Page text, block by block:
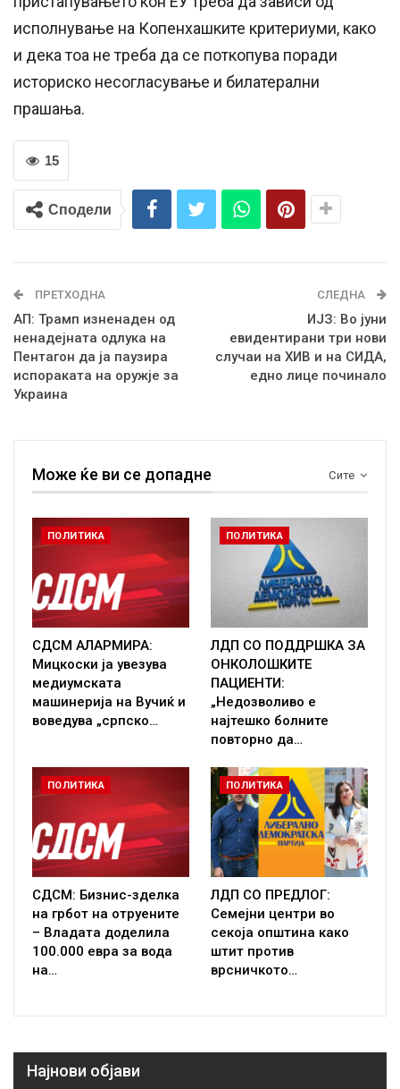
исполнување на Копенхашките критериуми, како
и дека тоа не треба да се поткопува поради
историско несогласување и билатерални
прашања.
15
Сподели
ПРЕТХОДНА
AП: Трамп изненаден од
ненадејната одлука на
Пентагон да ја паузира
испораката на оружје за
Украина
СЛЕДНА
ИЈЗ: Во јуни
евидентирани три нови
случаи на ХИВ и на СИДА,
едно лице починало
Сите
Може ќе ви се допадне
ПОЛИТИКА
СДСМ АЛАРМИРА:
Мицкоски ја увезува
медиумската
машинерија на Вучиќ и
воведува „српско…
ПОЛИТИКА
ЛДП СО ПОДДРШКА ЗА
ОНКОЛОШКИТЕ
ПАЦИЕНТИ:
„Недозволиво е
најтешко болните
повторно да…
ПОЛИТИКА
СДСМ: Бизнис-зделка
на грбот на отруените
– Владата доделила
100.000 евра за вода
на…
ПОЛИТИКА
ЛДП СО ПРЕДЛОГ:
Семејни центри во
секоја општина како
штит против
врсничкото…
Најнови објави